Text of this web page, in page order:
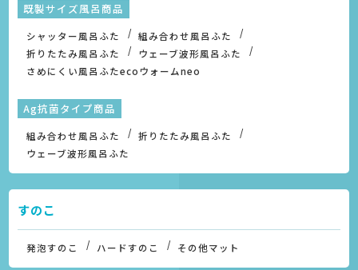
既製サイズ風呂商品
シャッター風呂ふた
組み合わせ風呂ふた
折りたたみ風呂ふた
ウェーブ波形風呂ふた
さめにくい風呂ふたecoウォームneo
Ag抗菌タイプ商品
組み合わせ風呂ふた
折りたたみ風呂ふた
ウェーブ波形風呂ふた
すのこ
発泡すのこ ハードすのこ その他マット